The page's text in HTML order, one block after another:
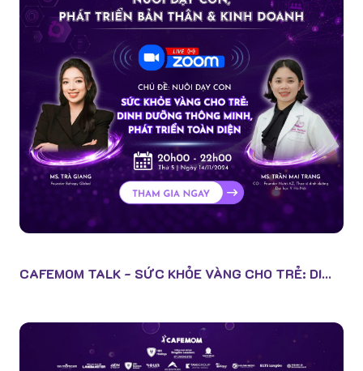
CAFEMOM TALK - SỨC KHỎE VÀNG CHO TRẺ: DI...